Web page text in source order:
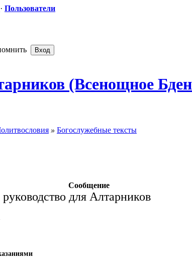
· Пользователи
(Всенощное
» Богослужебные тексты
Сообщение
для Алтарников